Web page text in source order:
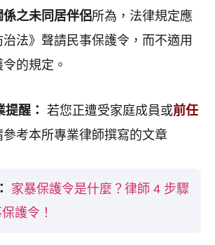
之未同居伴侶所為，法律規定應
法》聲請民事保護令，而不適用
的規定。
醒： 若您正遭受家庭成員或前任
參考本所專業律師撰寫的文章
家暴保護令是什麼？律師 4 步驟
護令！